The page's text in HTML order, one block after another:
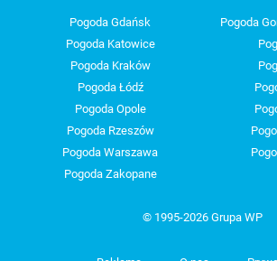
Pogoda Gdańsk
Pogoda
Pogoda Katowice
Pogoda Kraków
Pogoda Łódź
Pogoda Opole
Pogoda Rzeszów
Pogoda Warszawa
Pogoda Zakopane
© 1995-2026 Grupa WP